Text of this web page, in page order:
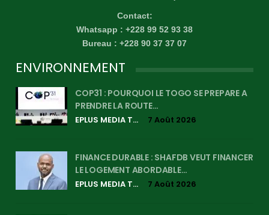
Contact:
Whatsapp : +228 99 52 93 38
Bureau : +228 90 37 37 07
ENVIRONNEMENT
COP31 : POURQUOI LE TOGO SE PREPARE A
PRENDRE LA ROUTE…
EPLUS MEDIA TV 7 Août 2026
FINANCE DURABLE : SHAFDB VEUT FINANCER
LE LOGEMENT ABORDABLE…
EPLUS MEDIA TV 7 Août 2026